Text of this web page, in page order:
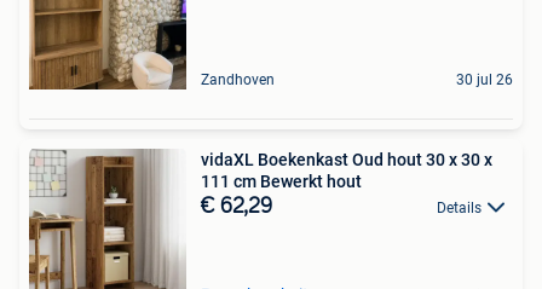
Zandhoven 30 jul 26
vidaXL Boekenkast Oud hout 30 x 30 x
111 cm Bewerkt hout
€ 62,29 Details